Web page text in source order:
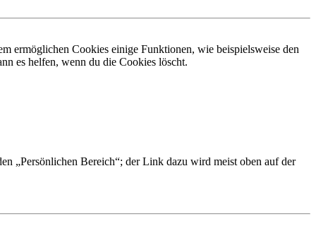
ermöglichen Cookies einige Funktionen, wie beispielsweise den
es helfen, wenn du die Cookies löscht.
„Persönlichen Bereich“; der Link dazu wird meist oben auf der